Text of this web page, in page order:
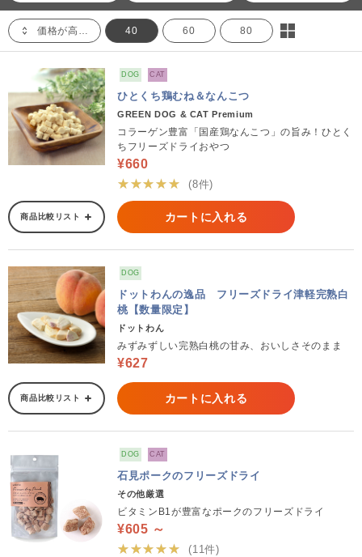
価格が高い順 40 60 80
DOG CAT
ひとくち鶏むね＆なんこつ
GREEN DOG & CAT Premium
コラーゲン豊富「国産鶏なんこつ」の旨み！ひとく
ちフリーズドライおやつ
¥660
★★★★★
(8件)
商品比較リスト カートに入れる
DOG
ドットわんの逸品 フリーズドライ津軽完熟白
桃【数量限定】
ドットわん
みずみずしい完熟白桃の甘み、おいしさそのまま
¥627
商品比較リスト カートに入れる
DOG CAT
石見ポークのフリーズドライ
その他厳選
ビタミンB1が豊富なポークのフリーズドライ
¥605 ～
★★★★★
(11件)